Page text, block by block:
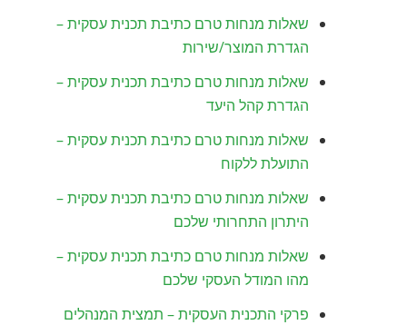
שאלות מנחות טרם כתיבת תכנית עסקית –
הגדרת המוצר/שירות
שאלות מנחות טרם כתיבת תכנית עסקית –
הגדרת קהל היעד
שאלות מנחות טרם כתיבת תכנית עסקית –
התועלת ללקוח
שאלות מנחות טרם כתיבת תכנית עסקית –
היתרון התחרותי שלכם
שאלות מנחות טרם כתיבת תכנית עסקית –
מהו המודל העסקי שלכם
פרקי התכנית העסקית – תמצית המנהלים